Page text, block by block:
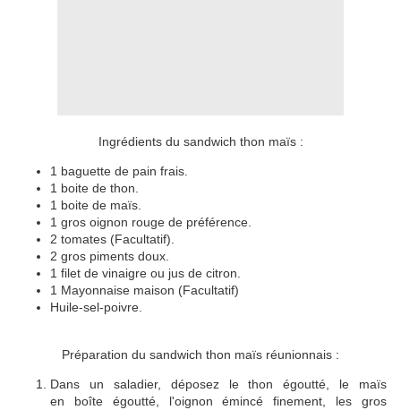
Ingrédients du sandwich thon maïs :
1 baguette de pain frais.
1 boite de thon.
1 boite de maïs.
1 gros oignon rouge de préférence.
2 tomates (Facultatif).
2 gros piments doux.
1 filet de vinaigre ou jus de citron.
1 Mayonnaise maison (Facultatif)
Huile-sel-poivre.
Préparation du sandwich thon maïs réunionnais :
Dans un saladier, déposez le thon égoutté, le maïs
en boîte égoutté, l'oignon émincé finement, les gros